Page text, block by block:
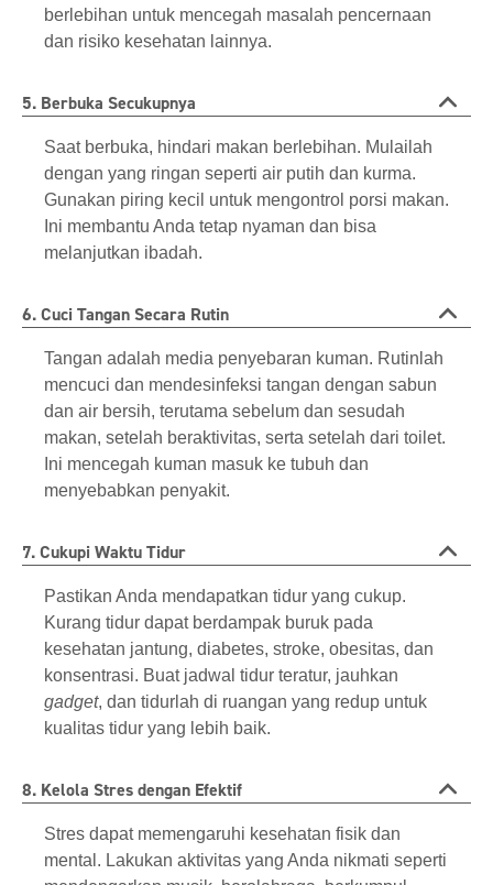
berlebihan untuk mencegah masalah pencernaan
dan risiko kesehatan lainnya.
5. Berbuka Secukupnya
Saat berbuka, hindari makan berlebihan. Mulailah
dengan yang ringan seperti air putih dan kurma.
Gunakan piring kecil untuk mengontrol porsi makan.
Ini membantu Anda tetap nyaman dan bisa
melanjutkan ibadah.
6. Cuci Tangan Secara Rutin
Tangan adalah media penyebaran kuman. Rutinlah
mencuci dan mendesinfeksi tangan dengan sabun
dan air bersih, terutama sebelum dan sesudah
makan, setelah beraktivitas, serta setelah dari toilet.
Ini mencegah kuman masuk ke tubuh dan
menyebabkan penyakit.
7. Cukupi Waktu Tidur
Pastikan Anda mendapatkan tidur yang cukup.
Kurang tidur dapat berdampak buruk pada
kesehatan jantung, diabetes, stroke, obesitas, dan
konsentrasi. Buat jadwal tidur teratur, jauhkan
gadget, dan tidurlah di ruangan yang redup untuk
kualitas tidur yang lebih baik.
8. Kelola Stres dengan Efektif
Stres dapat memengaruhi kesehatan fisik dan
mental. Lakukan aktivitas yang Anda nikmati seperti